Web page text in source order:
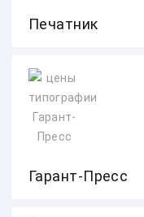
Печатник
Гарант-Пресс